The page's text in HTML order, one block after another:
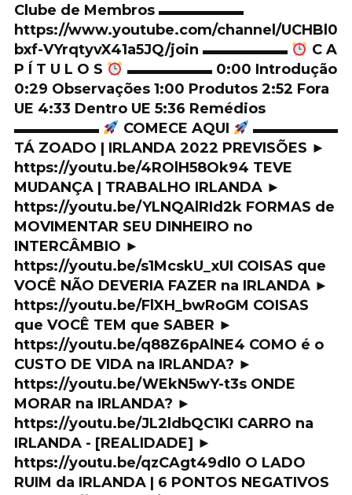
Clube de Membros ▬▬▬▬▬▬
https://www.youtube.com/channel/UCHBl0
bxf-VYrqtyvX41a5JQ/join ▬▬▬▬▬▬
C A
P Í T U L O S
▬▬▬▬▬▬ 0:00 Introdução
0:29 Observações 1:00 Produtos 2:52 Fora
UE 4:33 Dentro UE 5:36 Remédios
▬▬▬▬▬▬
COMECE AQUI
▬▬▬▬▬▬
TÁ ZOADO | IRLANDA 2022 PREVISÕES ►
https://youtu.be/4ROlH58Ok94 TEVE
MUDANÇA | TRABALHO IRLANDA ►
https://youtu.be/YLNQAlRId2k FORMAS de
MOVIMENTAR SEU DINHEIRO no
INTERCÂMBIO ►
https://youtu.be/s1McskU_xUI COISAS que
VOCÊ NÃO DEVERIA FAZER na IRLANDA ►
https://youtu.be/FlXH_bwRoGM COISAS
que VOCÊ TEM que SABER ►
https://youtu.be/q88Z6pAlNE4 COMO é o
CUSTO DE VIDA na IRLANDA? ►
https://youtu.be/WEkN5wY-t3s ONDE
MORAR na IRLANDA? ►
https://youtu.be/JL2ldbQC1KI CARRO na
IRLANDA - [REALIDADE] ►
https://youtu.be/qzCAgt49dl0 O LADO
RUIM da IRLANDA | 6 PONTOS NEGATIVOS